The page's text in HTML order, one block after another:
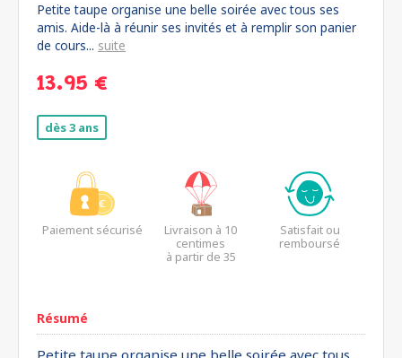
Petite taupe organise une belle soirée avec tous ses
amis. Aide-là à réunir ses invités et à remplir son panier
de cours... suite
13.95 €
dès 3 ans
Paiement sécurisé
Livraison à 10
centimes
à partir de 35
Satisfait ou
remboursé
Résumé
Petite taupe organise une belle soirée avec tous